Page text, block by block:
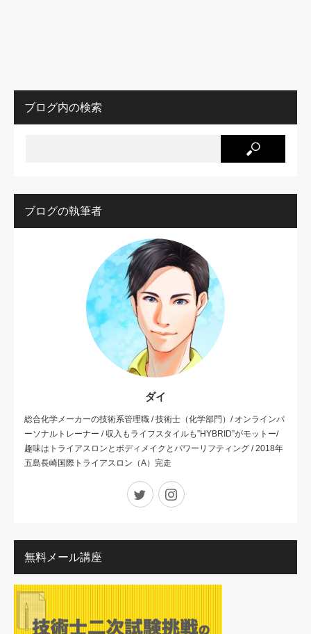
ブログ内の検索
ブログの執筆者
ダイ
総合化学メーカーの技術系管理職 / 技術士（化学部門）/ オンラインパ
ーソナルトレーナー / 収入もライフスタイルも”HYBRID”がモットー/
趣味はトライアスロンとボディメイクとパワーリフティング / 2018年
五島長崎国際トライアスロン（A）完走
Twitter Instagram
無料メール講座